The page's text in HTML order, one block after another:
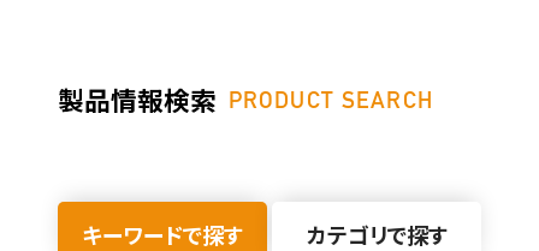
製品情報検索 PRODUCT SEARCH
キーワードで探す カテゴリで探す